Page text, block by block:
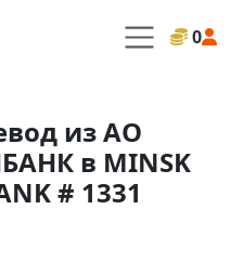
0
из АО
в MINSK
# 1331